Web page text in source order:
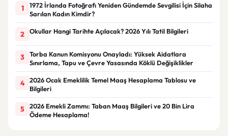
1
1972 İrlanda Fotoğrafı Yeniden Gündemde Sevgilisi İçin Silaha
Sarılan Kadın Kimdir?
2 Okullar Hangi Tarihte Açılacak? 2026 Yılı Tatil Bilgileri
3
Torba Kanun Komisyonu Onayladı: Yüksek Aidatlara
Sınırlama, Tapu ve Çevre Yasasında Köklü Değişiklikler
4
2026 Ocak Emeklilik Temel Maaş Hesaplama Tablosu ve
Bilgileri
5
2026 Emekli Zammı: Taban Maaş Bilgileri ve 20 Bin Lira
Ödeme Hesaplama!